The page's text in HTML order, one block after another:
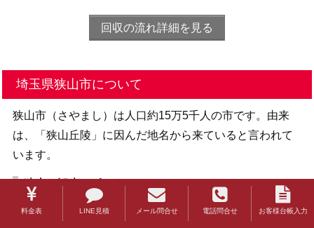
料金表 LINE見積 メール問合せ 電話問合せ お客様台帳入力
回収の流れ詳細を見る
埼玉県狭山市について
狭山市（さやまし）は人口約15万5千人の市です。由来
は、「狭山丘陵」に因んだ地名から来ていると言われて
います。
狭山の観光スポット
市内では、関東三大七祭りの一つである入間川の七夕祭